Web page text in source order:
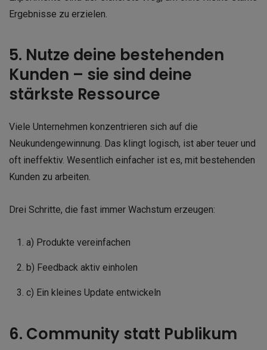
Ergebnisse zu erzielen.
5. Nutze deine bestehenden
Kunden – sie sind deine
stärkste Ressource
Viele Unternehmen konzentrieren sich auf die
Neukundengewinnung. Das klingt logisch, ist aber teuer und
oft ineffektiv. Wesentlich einfacher ist es, mit bestehenden
Kunden zu arbeiten.
Drei Schritte, die fast immer Wachstum erzeugen:
a) Produkte vereinfachen
b) Feedback aktiv einholen
c) Ein kleines Update entwickeln
6. Community statt Publikum